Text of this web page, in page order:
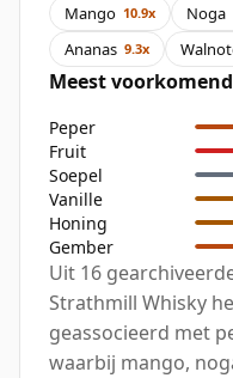
Mango 10.9x Noga
Ananas 9.3x
Meest
Peper
Fruit
Soepel
Vanille
Honing
Gember
Uit 16
Strathmill Whisky
geassocieerd met
waarbij mango,